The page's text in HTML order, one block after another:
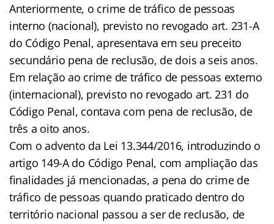
Anteriormente, o crime de tráfico de pessoas
interno (nacional), previsto no revogado art. 231-A
do Código Penal, apresentava em seu preceito
secundário pena de reclusão, de dois a seis anos.
Em relação ao crime de tráfico de pessoas externo
(internacional), previsto no revogado art. 231 do
Código Penal, contava com pena de reclusão, de
três a oito anos.
Com o advento da Lei 13.344/2016, introduzindo o
artigo 149-A do Código Penal, com ampliação das
finalidades já mencionadas, a pena do crime de
tráfico de pessoas quando praticado dentro do
território nacional passou a ser de reclusão, de